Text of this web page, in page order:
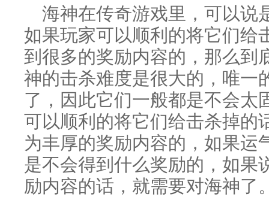
海神在传奇游戏里，可以说
如果玩家可以顺利的将它们给
到很多的奖励内容的，那么到
神的击杀难度是很大的，唯一
了，因此它们一般都是不会太
可以顺利的将它们给击杀掉的
为丰厚的奖励内容的，如果运
是不会得到什么奖励的，如果
励内容的话，就需要对海神了